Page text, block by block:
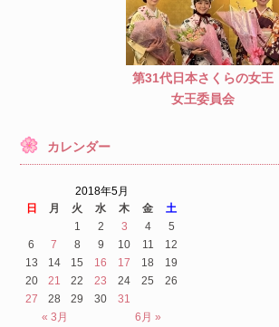
第31代日本さくらの女王
女王委員会
カレンダー
2018年5月
日
月 火 水 木 金 土
« 3月 6月 »
1 2 3 4
5
6
7 8 9 10 11
12
13
14 15 16 17 18
19
20
21 22 23 24 25
26
27
28 29 30 31